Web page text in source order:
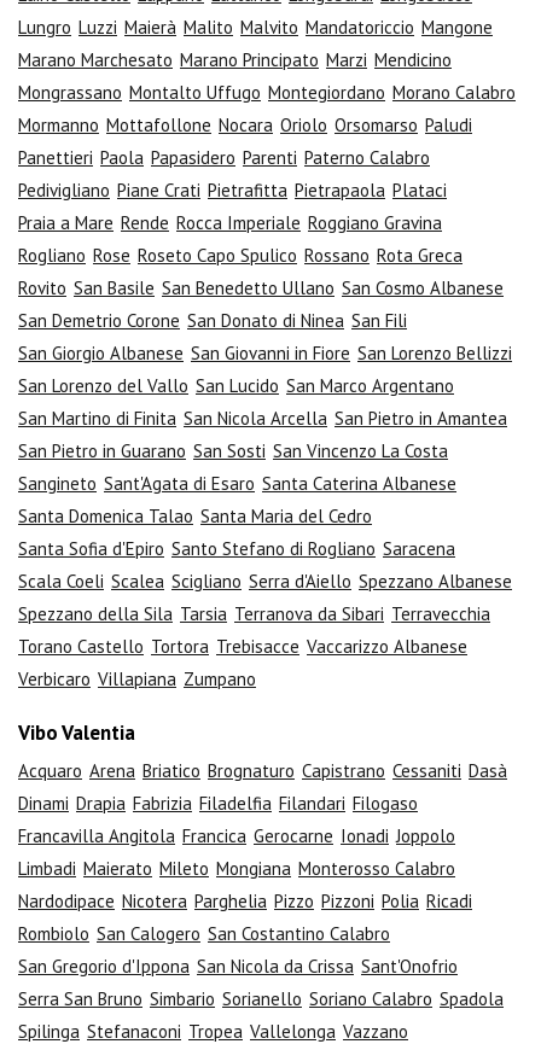
Lungro Luzzi Maierà Malito Malvito Mandatoriccio Mangone
Marano Marchesato Marano Principato Marzi Mendicino
Mongrassano Montalto Uffugo Montegiordano Morano Calabro
Mormanno Mottafollone Nocara Oriolo Orsomarso Paludi
Panettieri Paola Papasidero Parenti Paterno Calabro
Pedivigliano Piane Crati Pietrafitta Pietrapaola Plataci
Praia a Mare Rende Rocca Imperiale Roggiano Gravina
Rogliano Rose Roseto Capo Spulico Rossano Rota Greca
Rovito San Basile San Benedetto Ullano San Cosmo Albanese
San Demetrio Corone San Donato di Ninea San Fili
San Giorgio Albanese San Giovanni in Fiore San Lorenzo Bellizzi
San Lorenzo del Vallo San Lucido San Marco Argentano
San Martino di Finita San Nicola Arcella San Pietro in Amantea
San Pietro in Guarano San Sosti San Vincenzo La Costa
Sangineto Sant'Agata di Esaro Santa Caterina Albanese
Santa Domenica Talao Santa Maria del Cedro
Santa Sofia d'Epiro Santo Stefano di Rogliano Saracena
Scala Coeli Scalea Scigliano Serra d'Aiello Spezzano Albanese
Spezzano della Sila Tarsia Terranova da Sibari Terravecchia
Torano Castello Tortora Trebisacce Vaccarizzo Albanese
Verbicaro Villapiana Zumpano
Vibo Valentia
Acquaro Arena Briatico Brognaturo Capistrano Cessaniti Dasà
Dinami Drapia Fabrizia Filadelfia Filandari Filogaso
Francavilla Angitola Francica Gerocarne Ionadi Joppolo
Limbadi Maierato Mileto Mongiana Monterosso Calabro
Nardodipace Nicotera Parghelia Pizzo Pizzoni Polia Ricadi
Rombiolo San Calogero San Costantino Calabro
San Gregorio d'Ippona San Nicola da Crissa Sant'Onofrio
Serra San Bruno Simbario Sorianello Soriano Calabro Spadola
Spilinga Stefanaconi Tropea Vallelonga Vazzano